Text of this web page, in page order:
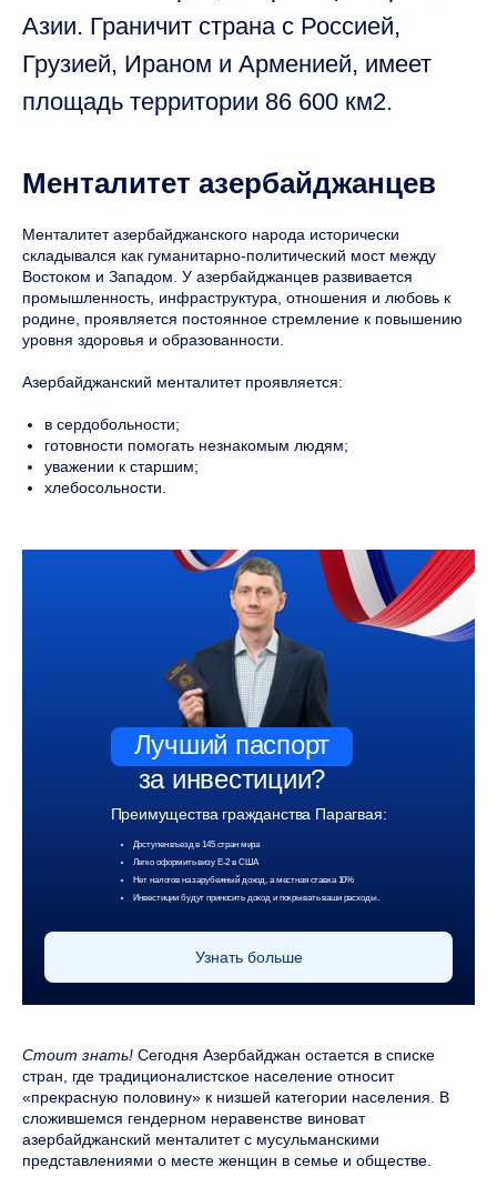
Азии. Граничит страна с Россией,
Грузией, Ираном и Арменией, имеет
площадь территории 86 600 км2.
Менталитет азербайджанцев
Менталитет азербайджанского народа исторически
складывался как гуманитарно-политический мост между
Востоком и Западом. У азербайджанцев развивается
промышленность, инфраструктура, отношения и любовь к
родине, проявляется постоянное стремление к повышению
уровня здоровья и образованности.
Азербайджанский менталитет проявляется:
в сердобольности;
готовности помогать незнакомым людям;
уважении к старшим;
хлебосольности.
Лучший паспорт
за инвестиции?
Преимущества гражданства Парагвая:
Доступен въезд в 145 стран мира
Легко оформить визу Е-2 в США
Нет налогов на зарубежный доход, а местная ставка 10%
Инвестиции будут приносить доход и покрывать ваши расходы.
Узнать больше
Стоит знать! Сегодня Азербайджан остается в списке
стран, где традиционалистское население относит
«прекрасную половину» к низшей категории населения. В
сложившемся гендерном неравенстве виноват
азербайджанский менталитет с мусульманскими
представлениями о месте женщин в семье и обществе.